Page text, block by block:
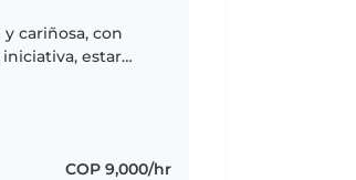
cariñosa, con
estar
COP 9,000/hr